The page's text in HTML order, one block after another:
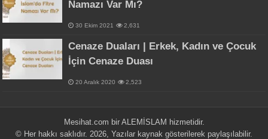
Namazı Var Mı?
30 Ekim 2021 2,631
Cenaze Duaları | Erkek, Kadın ve Çocuk
İçin Cenaze Duası
20 Aralık 2020 2,523
Mesihat.com bir ALEMİSLAM hizmetidir.
© Her hakkı saklıdır. 2026, Yazılar kaynak gösterilerek paylaşılabilir.